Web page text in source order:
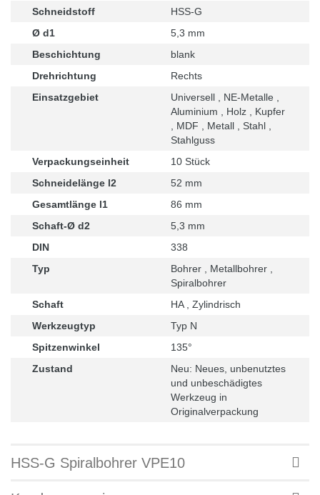
Schneidstoff
HSS-G
Ø d1
5,3 mm
Beschichtung
blank
Drehrichtung
Rechts
Einsatzgebiet
Universell , NE-Metalle ,
Aluminium , Holz , Kupfer
, MDF , Metall , Stahl ,
Stahlguss
Verpackungseinheit
10 Stück
Schneidelänge l2
52 mm
Gesamtlänge l1
86 mm
Schaft-Ø d2
5,3 mm
DIN
338
Typ
Bohrer , Metallbohrer ,
Spiralbohrer
Schaft
HA , Zylindrisch
Werkzeugtyp
Typ N
Spitzenwinkel
135°
Zustand
Neu: Neues, unbenutztes
und unbeschädigtes
Werkzeug in
Originalverpackung
HSS-G Spiralbohrer VPE10